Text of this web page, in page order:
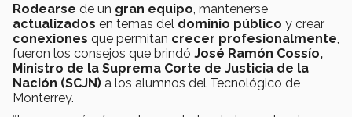
Rodearse de un gran equipo , mantenerse
actualizados en temas del dominio público y crear
conexiones que permitan crecer profesionalmente
fueron los consejos que brindó José Ramón Cossío,
Ministro de la Suprema Corte de Justicia de la
Nación (SCJN) a los alumnos del Tecnológico de
Monterrey.